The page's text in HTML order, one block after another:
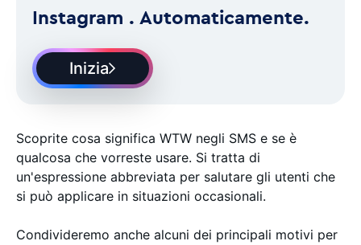
Instagram . Automaticamente.
Inizia
Scoprite cosa significa WTW negli SMS e se è
qualcosa che vorreste usare. Si tratta di
un'espressione abbreviata per salutare gli utenti che
si può applicare in situazioni occasionali.
Condivideremo anche alcuni dei principali motivi per